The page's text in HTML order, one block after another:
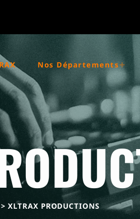
Nos Départements
> XLTRAX PRODUCTIONS